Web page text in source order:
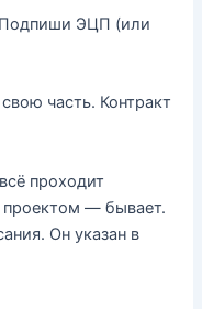
Подпиши ЭЦП (или
часть. Контракт
проходит
проектом — бывает.
Он указан в